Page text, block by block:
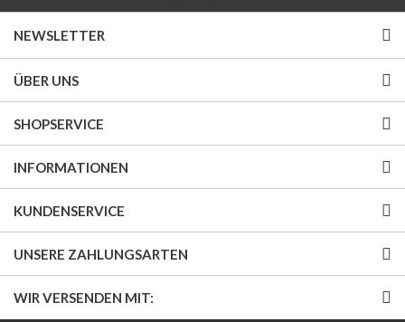
NEWSLETTER
ÜBER UNS
SHOPSERVICE
INFORMATIONEN
KUNDENSERVICE
UNSERE ZAHLUNGSARTEN
WIR VERSENDEN MIT: